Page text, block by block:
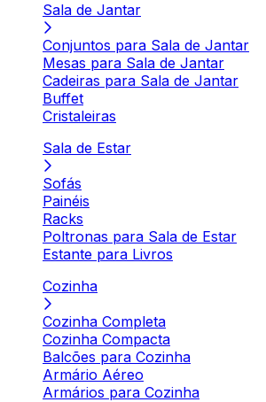
Sala de Jantar
Conjuntos para Sala de Jantar
Mesas para Sala de Jantar
Cadeiras para Sala de Jantar
Buffet
Cristaleiras
Sala de Estar
Sofás
Painéis
Racks
Poltronas para Sala de Estar
Estante para Livros
Cozinha
Cozinha Completa
Cozinha Compacta
Balcões para Cozinha
Armário Aéreo
Armários para Cozinha